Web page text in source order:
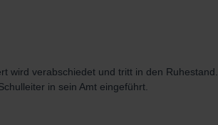
wird verabschiedet und tritt in den Ruhestand.
in sein Amt eingeführt.